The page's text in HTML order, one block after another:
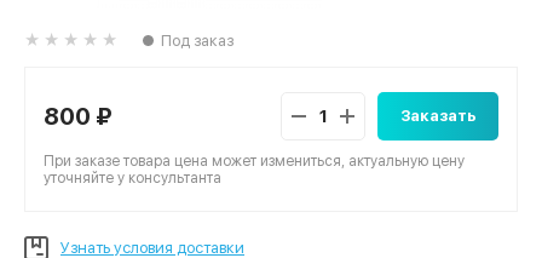
Под заказ
800 ₽ Заказать
При заказе товара цена может измениться, актуальную цену
уточняйте у консультанта
Узнать условия доставки